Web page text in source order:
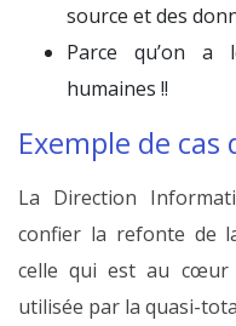
source et des
Parce qu’on a
humaines !!
Exemple de
La Direction
confier la refonte de
celle qui est au cœur
utilisée par la quasi-